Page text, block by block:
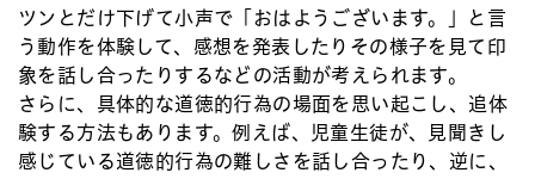
ツンとだけ下げて小声で「おはようございます。」と言
う動作を体験して、感想を発表したりその様子を見て印
象を話し合ったりするなどの活動が考えられます。
さらに、具体的な道徳的行為の場面を思い起こし、追体
験する方法もあります。例えば、児童生徒が、見聞きし
感じている道徳的行為の難しさを話し合ったり、逆に、